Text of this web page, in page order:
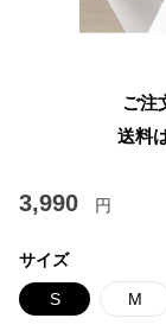
ご注
送料
3,990 円
サイズ
S M